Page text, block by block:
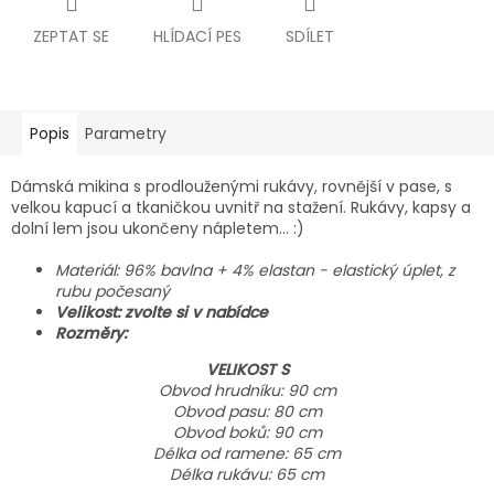
ZEPTAT SE HLÍDACÍ PES SDÍLET
Popis Parametry
Dámská mikina s prodlouženými rukávy, rovnější v pase, s
velkou kapucí a tkaničkou uvnitř na stažení. Rukávy, kapsy a
dolní lem jsou ukončeny nápletem... :)
Materiál: 96% bavlna + 4% elastan - elastický úplet, z
rubu počesaný
Velikost: zvolte si v nabídce
Rozměry:
VELIKOST S
Obvod hrudníku: 90 cm
Obvod pasu: 80 cm
Obvod boků: 90 cm
Délka od ramene: 65 cm
Délka rukávu: 65 cm